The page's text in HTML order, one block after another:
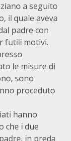
a seguito
il quale aveva
padre con
futili motivi.
le misure di
sono
proceduto
hanno
che i due
in preda